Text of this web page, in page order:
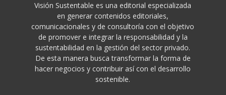
Visión Sustentable es una editorial especializada
en generar contenidos editoriales,
comunicacionales y de consultoría con el objetivo
de promover e integrar la responsabilidad y la
sustentabilidad en la gestión del sector privado.
De esta manera busca transformar la forma de
hacer negocios y contribuir así con el desarrollo
sostenible.